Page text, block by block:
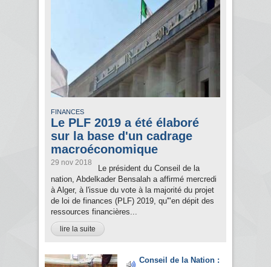
FINANCES
Le PLF 2019 a été élaboré
sur la base d'un cadrage
macroéconomique
29 nov 2018
Le président du Conseil de la
nation, Abdelkader Bensalah a affirmé mercredi
à Alger, à l'issue du vote à la majorité du projet
de loi de finances (PLF) 2019, qu'"en dépit des
ressources financières...
lire la suite
Conseil de la Nation :